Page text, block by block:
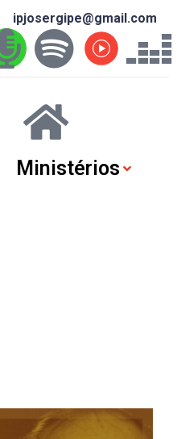
ipjosergipe@gmail.com
Ministérios